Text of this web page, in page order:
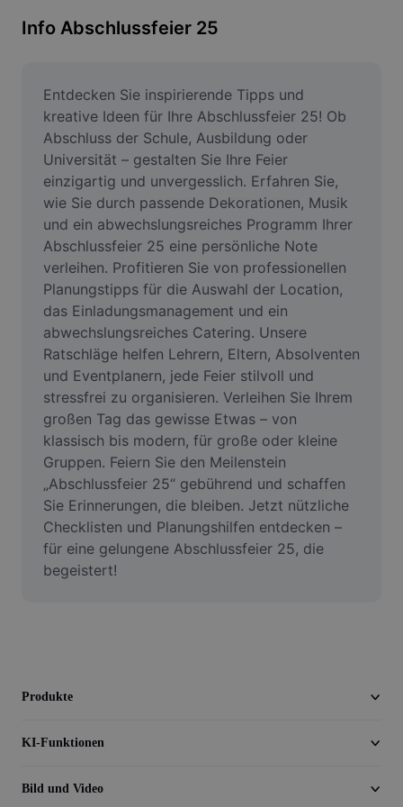
Bildoptimierung
Bildgröße ändern
Online-Fotoeditor
Meme-Generator
AI Text Remover
AI People Remover
AI Inpainting
Face Cutout
Video
Videohintergrund entfernen
Qualität verbessern
Videoeditor
Video zuschneiden
Info Abschlussfeier 25
Entdecken Sie inspirierende Tipps und
kreative Ideen für Ihre Abschlussfeier 25! Ob
Abschluss der Schule, Ausbildung oder
Universität – gestalten Sie Ihre Feier
einzigartig und unvergesslich. Erfahren Sie,
wie Sie durch passende Dekorationen, Musik
und ein abwechslungsreiches Programm Ihrer
Abschlussfeier 25 eine persönliche Note
verleihen. Profitieren Sie von professionellen
Planungstipps für die Auswahl der Location,
das Einladungsmanagement und ein
abwechslungsreiches Catering. Unsere
Ratschläge helfen Lehrern, Eltern, Absolventen
und Eventplanern, jede Feier stilvoll und
stressfrei zu organisieren. Verleihen Sie Ihrem
großen Tag das gewisse Etwas – von
klassisch bis modern, für große oder kleine
Gruppen. Feiern Sie den Meilenstein
„Abschlussfeier 25“ gebührend und schaffen
Sie Erinnerungen, die bleiben. Jetzt nützliche
Checklisten und Planungshilfen entdecken –
für eine gelungene Abschlussfeier 25, die
begeistert!
Produkte
KI-Funktionen
Bild und Video